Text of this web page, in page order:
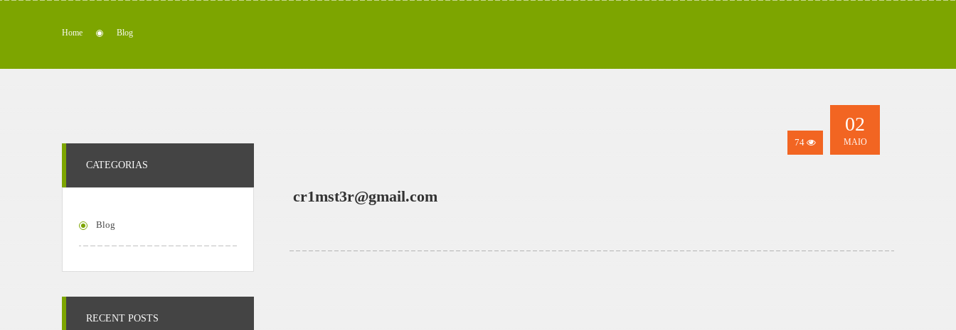
Home Blog
74
02
MAIO
cr1mst3r@gmail.com
CATEGORIAS
Blog
RECENT POSTS